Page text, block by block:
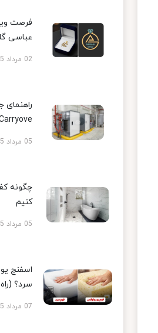
عباسی
02 مرداد 1405
05 مرداد 1405
چگونه
کنیم
05 مرداد 1405
اسفنج
سرد؟
07 مرداد 1405